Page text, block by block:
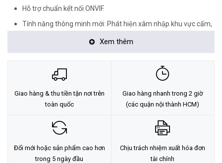
Hỗ trợ chuẩn kết nối ONVIF.
Tính năng thông minh mới: Phát hiện xâm nhập khu vực cấm,
Dễ dàng giám sát qua điện thoại di động, iPad, iPhone…
App điện thoại miễn phí Hik-Connect.
Hỗ trợ cấp nguồn qua mạng PoE (Power over Ethernet).
Tiêu chuẩn chống bụi và nước: IP67 (thích hợp sử dụng trong
nhà và ngoài trời).
Nguồn điện: 12VDC hoặc PoE (802.3af).
Xem thêm
Giao hàng & thu tiền tận nơi trên
toàn quốc
Giao hàng nhanh trong 2 giờ
(các quận nội thành HCM)
Đổi mới hoặc sản phẩm cao hơn
trong 5 ngày đầu
Chịu trách nhiệm xuất hóa đơn
tài chính